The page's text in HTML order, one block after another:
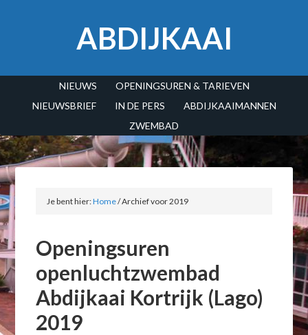
ABDIJKAAI
NIEUWS
OPENINGSUREN & TARIEVEN
NIEUWSBRIEF
IN DE PERS
ABDIJKAAIMANNEN
ZWEMBAD
Je bent hier:Home/Archief voor 2019
Openingsuren
openluchtzwembad
Abdijkaai Kortrijk (Lago)
2019